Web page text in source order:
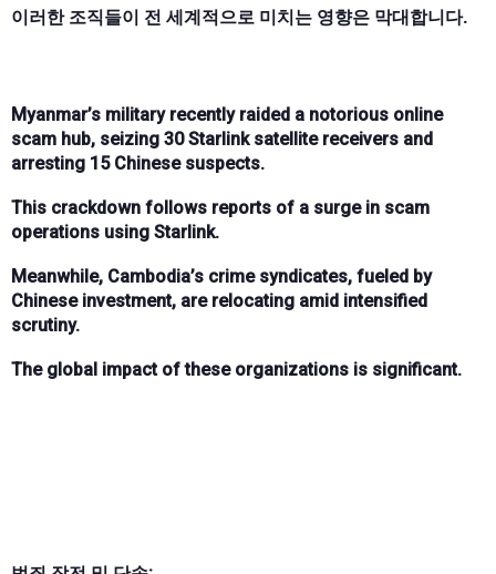
이러한 조직들이 전 세계적으로 미치는 영향은 막대합니다.
Myanmar’s military recently raided a notorious online
scam hub, seizing 30 Starlink satellite receivers and
arresting 15 Chinese suspects.
This crackdown follows reports of a surge in scam
operations using Starlink.
Meanwhile, Cambodia’s crime syndicates, fueled by
Chinese investment, are relocating amid intensified
scrutiny.
The global impact of these organizations is significant.